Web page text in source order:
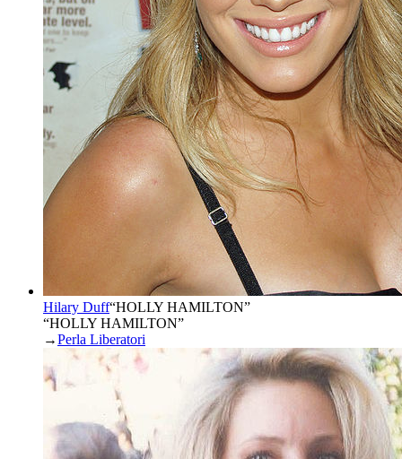
Hilary Duff“HOLLY HAMILTON”
“HOLLY HAMILTON”
→Perla Liberatori